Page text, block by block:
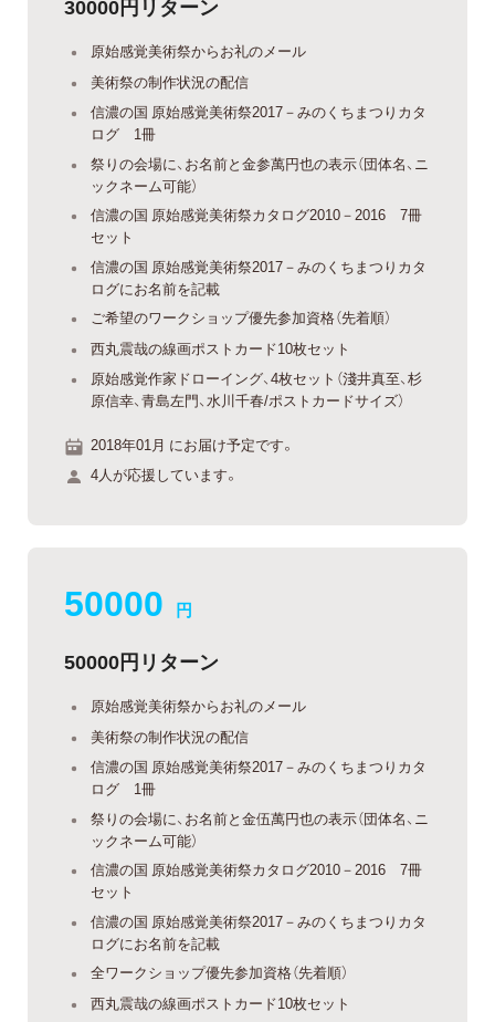
30000円リターン
原始感覚美術祭からお礼のメール
美術祭の制作状況の配信
信濃の国 原始感覚美術祭2017－みのくちまつりカタ
ログ 1冊
祭りの会場に、お名前と金参萬円也の表示（団体名、ニ
ックネーム可能）
信濃の国 原始感覚美術祭カタログ2010－2016 7冊
セット
信濃の国 原始感覚美術祭2017－みのくちまつりカタ
ログにお名前を記載
ご希望のワークショップ優先参加資格（先着順）
西丸震哉の線画ポストカード10枚セット
原始感覚作家ドローイング、4枚セット（淺井真至、杉
原信幸、青島左門、水川千春/ポストカードサイズ）
2018年01月 にお届け予定です。
4人が応援しています。
50000 円
50000円リターン
原始感覚美術祭からお礼のメール
美術祭の制作状況の配信
信濃の国 原始感覚美術祭2017－みのくちまつりカタ
ログ 1冊
祭りの会場に、お名前と金伍萬円也の表示（団体名、ニ
ックネーム可能）
信濃の国 原始感覚美術祭カタログ2010－2016 7冊
セット
信濃の国 原始感覚美術祭2017－みのくちまつりカタ
ログにお名前を記載
全ワークショップ優先参加資格（先着順）
西丸震哉の線画ポストカード10枚セット